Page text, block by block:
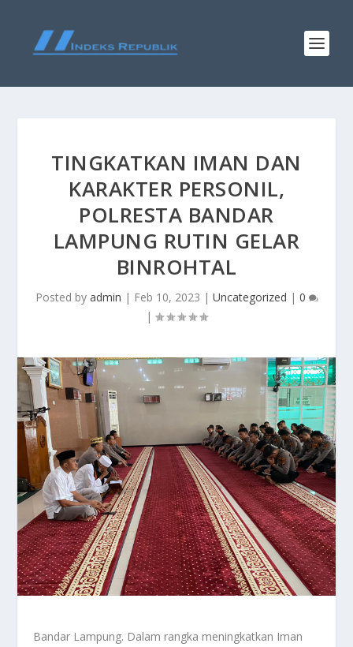
TINGKATKAN IMAN DAN
KARAKTER PERSONIL,
POLRESTA BANDAR
LAMPUNG RUTIN GELAR
BINROHTAL
Posted by admin | Feb 10, 2023 | Uncategorized | 0
|
Bandar Lampung. Dalam rangka meningkatkan Iman